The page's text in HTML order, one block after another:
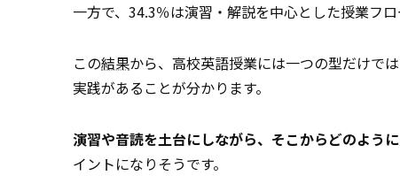
一方で、34.3％は演習・解説を中心とした授業フロ
この結果から、高校英語授業には一つの型だけで
実践があることが分かります。
演習や音読を土台にしながら、そこからどのよう
イントになりそうです。